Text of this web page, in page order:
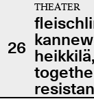
26
THEATER